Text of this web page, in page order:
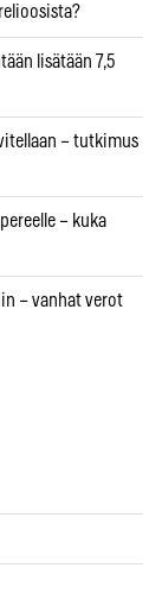
lisätään 7,5
– tutkimus
– kuka
– vanhat verot